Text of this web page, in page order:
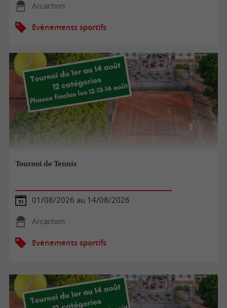
Arcachon
Evènements sportifs
Tournoi de Tennis
01/08/2026 au 14/08/2026
Arcachon
Evènements sportifs